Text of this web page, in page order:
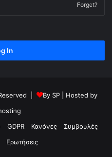
Forget?
In
| By SP| Hosted by
GDPR Κανόνες
Συμβουλές
Ερωτήσεις